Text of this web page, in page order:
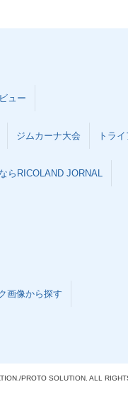
ュー
ジムカーナ大会 トラ
らRICOLAND JORNAL
画像から探す
PROTO SOLUTION. ALL